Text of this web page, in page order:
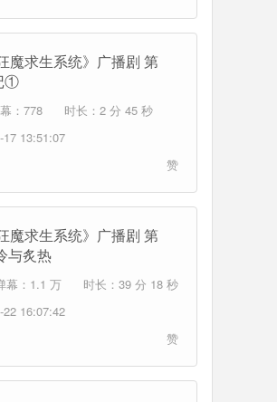
魔求生系统》广播剧 第
①
：778
时长：2 分 45 秒
13:51:07
赞
魔求生系统》广播剧 第
与炙热
幕：1.1 万
时长：39 分 18 秒
16:07:42
赞